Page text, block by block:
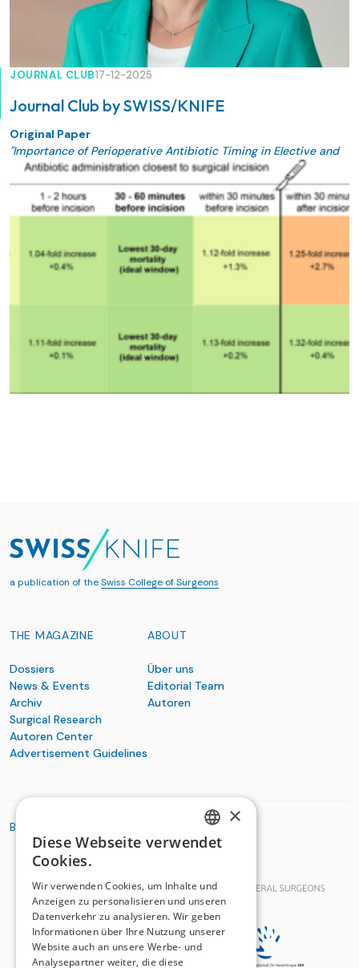
JOURNAL CLUB17-12-2025
Journal Club by SWISS/KNIFE
Original Paper
"Importance of Perioperative Antibiotic Timing in Elective and
Emergency Colorectal Surgery"
Sarah Peisl, Guido Beldi, Rami Sommerstein, Andreas
Widmer, Stephan Harbarth, Beat Schnüriger.
J Am Coll Surg. 2025 Nov 10. doi:
a publication of theSwiss College of Surgeons
THE MAGAZINE
Dossiers
News & Events
Archiv
Surgical Research
Autoren Center
Advertisement Guidelines
ABOUT
Über uns
Editorial Team
Autoren
BASIC ORGANIZATIONS
GERMAN
×
Diese Webseite verwendet
Cookies.
Wir verwenden Cookies, um Inhalte und
Anzeigen zu personalisieren und unseren
Datenverkehr zu analysieren. Wir geben
Informationen über Ihre Nutzung unserer
Website auch an unsere Werbe- und
Analysepartner weiter, die diese